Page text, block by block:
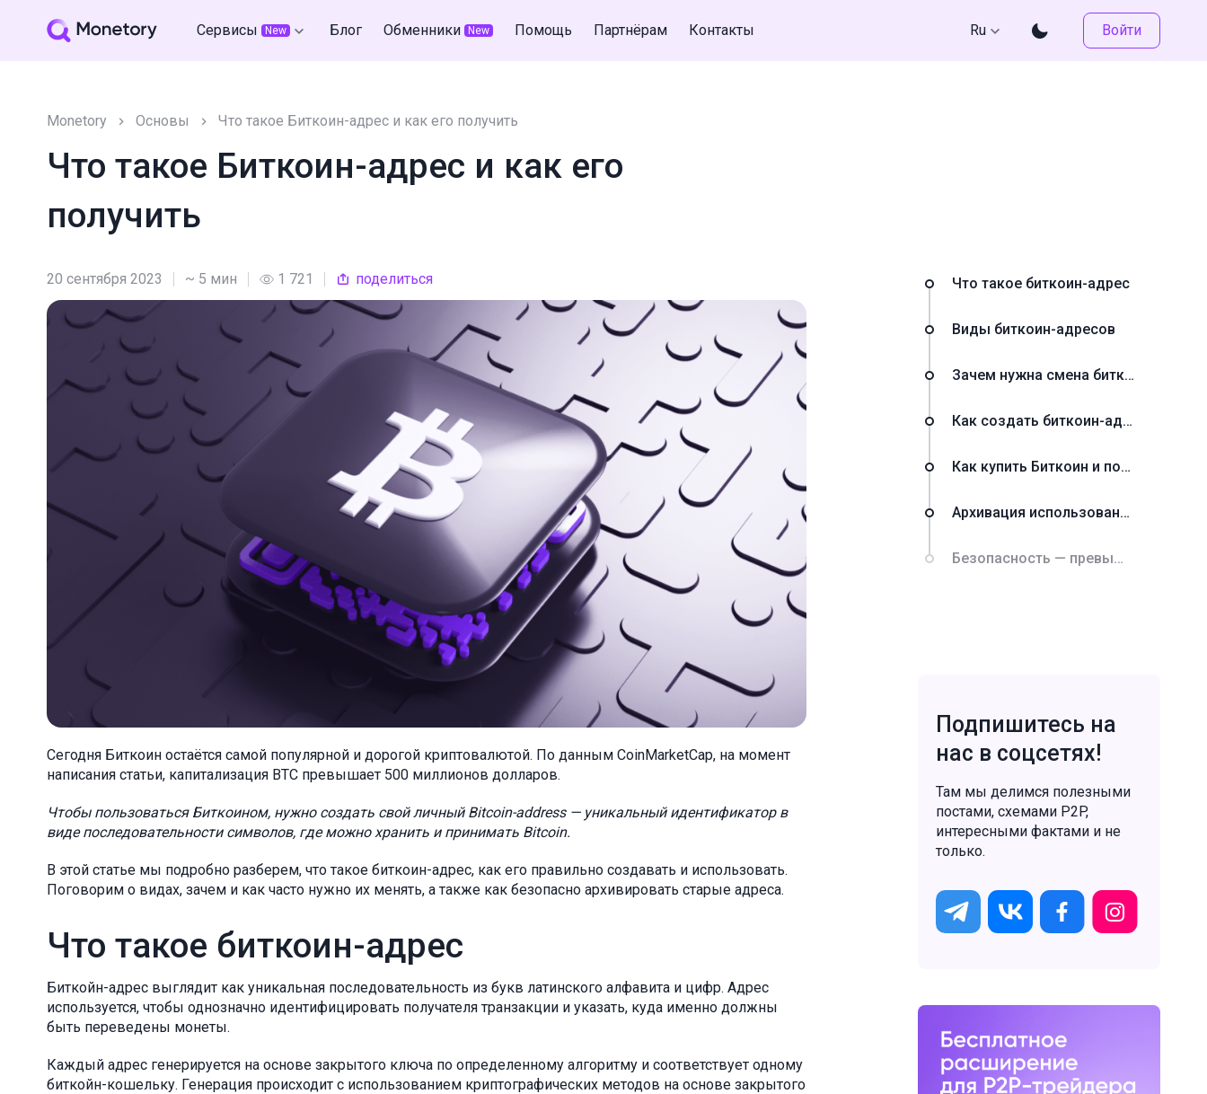
Сервисы New Блог Обменники New Помощь Партнёрам Контакты Ru Войти
Monetory Основы Что такое Биткоин-адрес и как его получить
Что такое Биткоин-адрес и как его
получить
20 сентября 2023 ~ 5 мин 1 721 поделиться
Сегодня Биткоин остаётся самой популярной и дорогой криптовалютой. По данным CoinMarketCap, на момент
написания статьи, капитализация BTC превышает 500 миллионов долларов.
Чтобы пользоваться Биткоином, нужно создать свой личный Bitcoin-address— уникальный идентификатор в
виде последовательности символов, где можно хранить и принимать Bitcoin.
В этой статье мы подробно разберем, что такое биткоин-адрес, как его правильно создавать и использовать.
Поговорим о видах, зачем и как часто нужно их менять, а также как безопасно архивировать старые адреса.
Что такое биткоин-адрес
Биткойн-адрес выглядит как уникальная последовательность из букв латинского алфавита и цифр. Адрес
используется, чтобы однозначно идентифицировать получателя транзакции и указать, куда именно должны
быть переведены монеты.
Каждый адрес генерируется на основе закрытого ключа по определенному алгоритму и соответствует одному
биткойн-кошельку. Генерация происходит с использованием криптографических методов на основе закрытого
Что такое биткоин-адрес
Виды биткоин-адресов
Зачем нужна смена биткоин-адресов
Как создать биткоин-адрес
Как купить Биткоин и получить его на свой адрес
Архивация использованных биткоин-адресов
Безопасность — превыше всего
Подпишитесь на
нас в соцсетях!
Там мы делимся полезными
постами, схемами P2P,
интересными фактами и не
только.